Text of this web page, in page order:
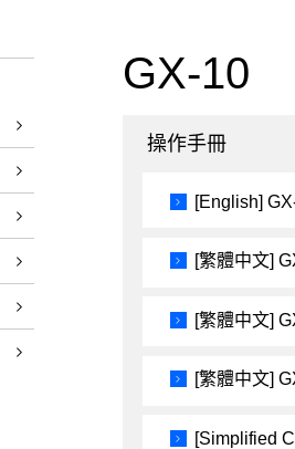
GX-10
操作手冊
[English]
[繁體中文]
[繁體中文]
[繁體中文]
[Simplified